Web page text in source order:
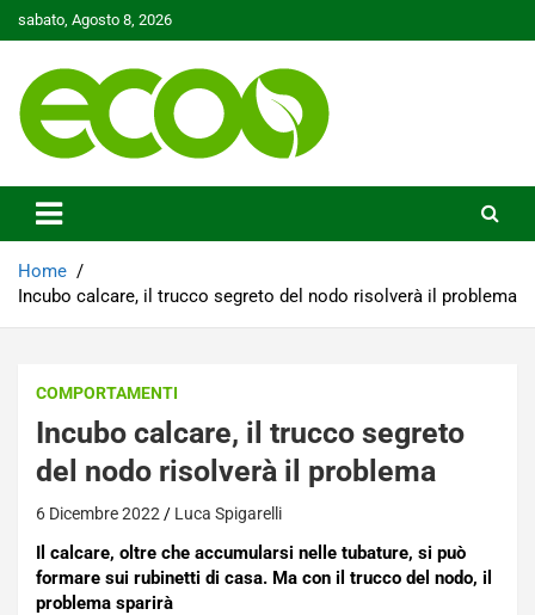
to
sabato, Agosto 8, 2026
Ecoo.it
Home
Incubo calcare, il trucco segreto del nodo risolverà il problema
COMPORTAMENTI
Incubo calcare, il trucco segreto
del nodo risolverà il problema
6 Dicembre 2022 Luca Spigarelli
Il calcare, oltre che accumularsi nelle tubature, si può
formare sui rubinetti di casa. Ma con il trucco del nodo, il
problema sparirà